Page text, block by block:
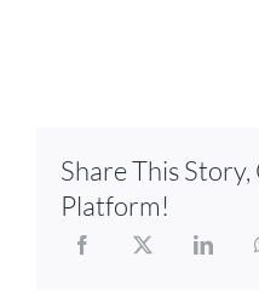
Share This Story,
Platform!